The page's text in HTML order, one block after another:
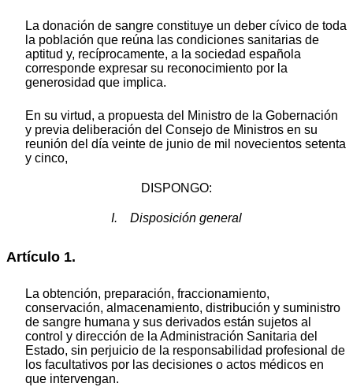
La donación de sangre constituye un deber cívico de toda
la población que reúna las condiciones sanitarias de
aptitud y, recíprocamente, a la sociedad española
corresponde expresar su reconocimiento por la
generosidad que implica.
En su virtud, a propuesta del Ministro de la Gobernación
y previa deliberación del Consejo de Ministros en su
reunión del día veinte de junio de mil novecientos setenta
y cinco,
DISPONGO:
I. Disposición general
Artículo 1.
La obtención, preparación, fraccionamiento,
conservación, almacenamiento, distribución y suministro
de sangre humana y sus derivados están sujetos al
control y dirección de la Administración Sanitaria del
Estado, sin perjuicio de la responsabilidad profesional de
los facultativos por las decisiones o actos médicos en
que intervengan.